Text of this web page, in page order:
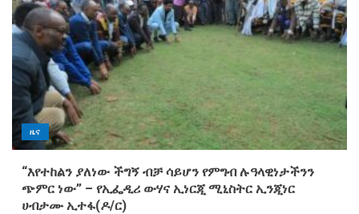
ዜና
“እየተከልን ያለነው ችግኝ ብቻ ሳይሆን የምግብ ሉዓላዊነታችንን
ጭምር ነው” – የኢፌዲሪ ውሃና ኢነርጂ ሚኒስትር ኢንጂነር
ሀብታሙ ኢተፋ(ዶ/ር)